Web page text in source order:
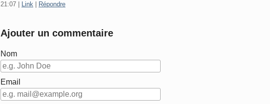
21:07 Link Répondre
Ajouter un commentaire
Nom
Email